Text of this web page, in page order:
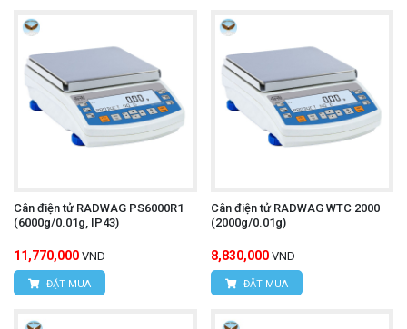
Cân điện tử RADWAG PS6000R1
(6000g/0.01g, IP43)
11,770,000 VND
ĐẶT MUA
Cân điện tử RADWAG WTC 2000
(2000g/0.01g)
8,830,000 VND
ĐẶT MUA